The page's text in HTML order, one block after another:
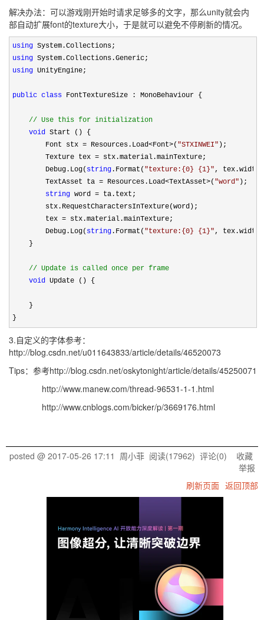
解决办法：可以游戏刚开始时请求足够多的文字，那么unity就会内
部自动扩展font的texture大小，于是就可以避免不停刷新的情况。
using
using
using UnityEngine;
public class FontTextureSize : MonoBehaviour {
// Use this for initialization
void Start () {
        Font stx
= Resources.Load<Font>( "STXINWEI" );
        Texture tex
= stx.material.mainTexture;
        Debug.Log(
string .Format( "texture:{0} {1}",
        TextAsset ta
= Resources.Load<TextAsset>( "word" );
string word = ta.text;
        stx.RequestCharactersInTexture(word);
        tex
= stx.material.mainTexture;
        Debug.Log(
string .Format( "texture:{0} {1}",
    }
// Update is called once per frame
void Update () {
    }
}
3.自定义的字体参考：
http://blog.csdn.net/u011643833/article/details/46520073
Tips：参考http://blog.csdn.net/oskytonight/article/details/45250071
http://www.manew.com/thread-96531-1-1.html
http://www.cnblogs.com/bicker/p/3669176.html
posted @ 2017-05-26 17:11 周小菲 阅读(17962) 评论(0) 收藏
举报
刷新页面 返回顶部